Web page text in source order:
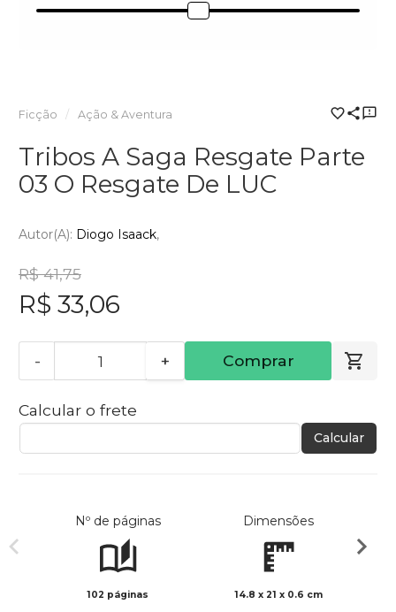
Ficção Ação & Aventura
Tribos A Saga Resgate Parte
03 O Resgate De LUC
Autor(a): Diogo Isaack
R$ 41,75
R$ 33,06
- + Comprar
Calcular o frete
Calcular
Nº de páginas
102 páginas
Dimensões
14.8 x 21 x 0.6 cm